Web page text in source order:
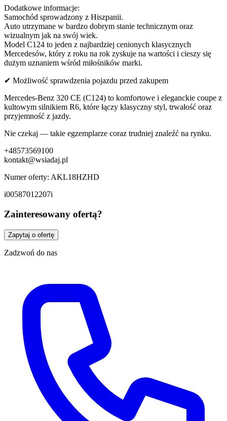
Dodatkowe informacje:
Samochód sprowadzony z Hiszpanii.
Auto utrzymane w bardzo dobrym stanie technicznym oraz
wizualnym jak na swój wiek.
Model C124 to jeden z najbardziej cenionych klasycznych
Mercedesów, który z roku na rok zyskuje na wartości i cieszy się
dużym uznaniem wśród miłośników marki.
✔ Możliwość sprawdzenia pojazdu przed zakupem
Mercedes-Benz 320 CE (C124) to komfortowe i eleganckie coupe z
kultowym silnikiem R6, które łączy klasyczny styl, trwałość oraz
przyjemność z jazdy.
Nie czekaj — takie egzemplarze coraz trudniej znaleźć na rynku.
+48573569100
kontakt@wsiadaj.pl
Numer oferty: AKL18HZHD
i00587012207i
Zainteresowany ofertą?
Zapytaj o ofertę
Zadzwoń do nas